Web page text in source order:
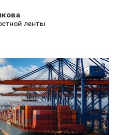
ленты